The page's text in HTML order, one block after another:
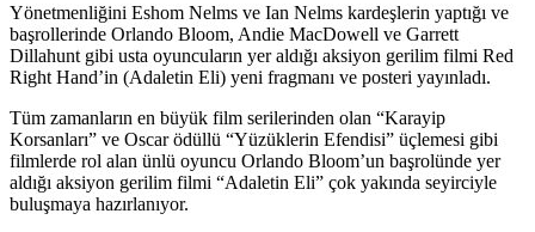
Yönetmenliğini Eshom Nelms ve Ian Nelms kardeşlerin yaptığı ve
başrollerinde Orlando Bloom, Andie MacDowell ve Garrett
Dillahunt gibi usta oyuncuların yer aldığı aksiyon gerilim filmi Red
Right Hand’in (Adaletin Eli) yeni fragmanı ve posteri yayınladı.
Tüm zamanların en büyük film serilerinden olan “Karayip
Korsanları” ve Oscar ödüllü “Yüzüklerin Efendisi” üçlemesi gibi
filmlerde rol alan ünlü oyuncu Orlando Bloom’un başrolünde yer
aldığı aksiyon gerilim filmi “Adaletin Eli” çok yakında seyirciyle
buluşmaya hazırlanıyor.